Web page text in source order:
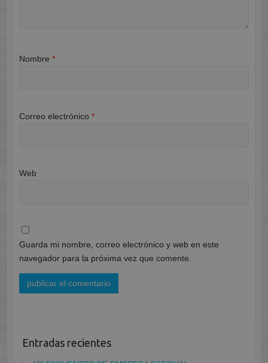
Nombre *
Correo electrónico *
Web
Guarda mi nombre, correo electrónico y web en este
navegador para la próxima vez que comente.
Entradas recientes